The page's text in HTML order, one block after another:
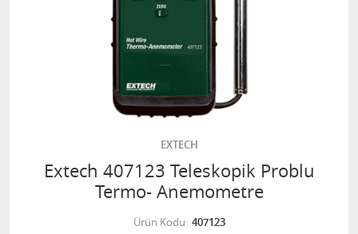
EXTECH
Extech 407123 Teleskopik Problu
Termo- Anemometre
Ürün Kodu 407123